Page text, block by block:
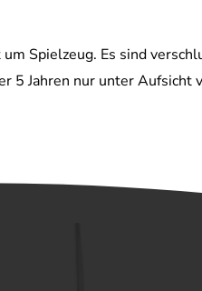
Spielzeug. Es sind
Jahren nur unter